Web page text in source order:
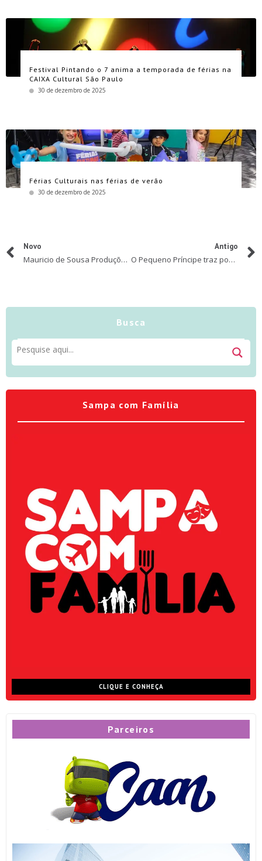
Festival Pintando o 7 anima a temporada de férias na
CAIXA Cultural São Paulo
30 de dezembro de 2025
Férias Culturais nas férias de verão
30 de dezembro de 2025
Novo
Mauricio de Sousa Produções e Editora Panini lançam Aventuras sem Palavras #3
Antigo
O Pequeno Príncipe traz poesia às telas em espetáculo ao vivo
Busca
Sampa com Família
CLIQUE E CONHEÇA
Parceiros